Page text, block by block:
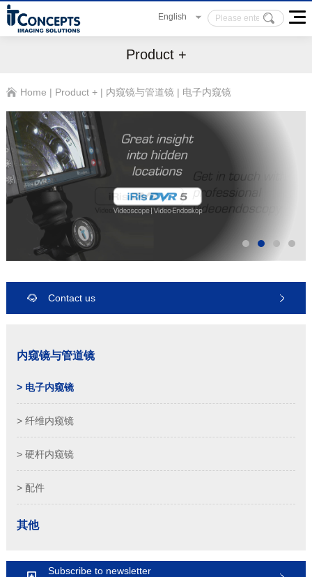
English
Product +
Home | Product +| 内窥镜与管道镜| 电子内窥镜
Contact us
内窥镜与管道镜
> 电子内窥镜
> 纤维内窥镜
> 硬杆内窥镜
> 配件
其他
Subscribe to newsletter